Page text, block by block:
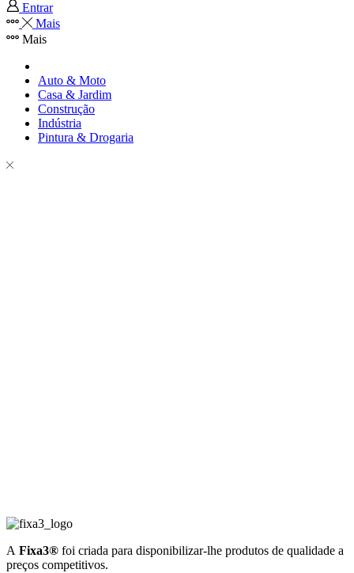
Entrar
Mais
Mais
Auto & Moto
Casa & Jardim
Construção
Indústria
Pintura & Drogaria
A Fixa3® foi criada para disponibilizar-lhe produtos de qualidade a
preços competitivos.